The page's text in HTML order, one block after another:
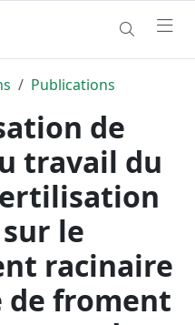
Publications
de
travail du
le
racinaire
de froment